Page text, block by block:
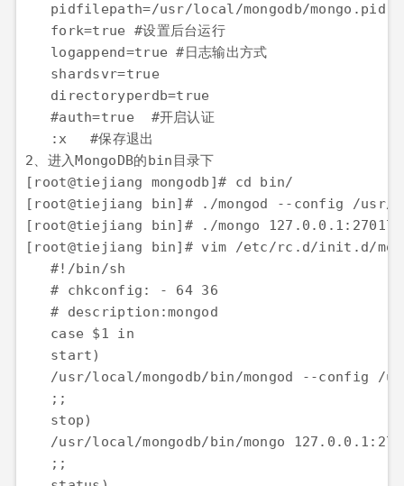
   pidfilepath=/usr/local/mongodb/mongo.pid
   fork=true #设置后台运行
   logappend=true #日志输出方式
   shardsvr=true
   directoryperdb=true
   #auth=true  #开启认证
   :x	#保存退出
2、进入MongoDB的bin目录下
[root@tiejiang mongodb]# cd bin/
[root@tiejiang bin]# ./mongod --config /usr/local/
[root@tiejiang bin]# ./mongo 127.0.0.1:27017/admin --
[root@tiejiang bin]# vim /etc/rc.d/init.d/mongod		#设置开机启动
   #!/bin/sh
   # chkconfig: - 64 36
   # description:mongod
   case $1 in
   start)
/usr/local/mongodb/bin/mongod --config /
   ;;
   stop)
/usr/local/mongodb/bin/mongo
   ;;